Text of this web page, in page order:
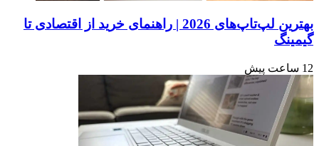
بهترین لپ‌تاپ‌های 2026 | راهنمای خرید از اقتصادی تا
گیمینگ
12 ساعت پیش